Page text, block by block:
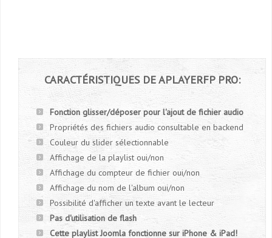
CARACTÉRISTIQUES DEAPLAYERFP PRO:
Fonction glisser/déposer pour l'ajout de fichier audio
Propriétés des fichiers audio consultable en backend
Couleur du slider sélectionnable
Affichage de la playlist oui/non
Affichage du compteur de fichier oui/non
Affichage du nom de l'album oui/non
Possibilité d'afficher un texte avant le lecteur
Pas d'utilisation de flash
Cette playlist Joomla fonctionne sur iPhone & iPad!